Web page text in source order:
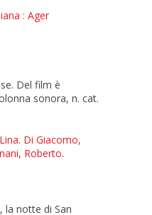
: Ager
Del film è
sonora, n. cat.
. Di Giacomo,
Roberto.
la notte di San